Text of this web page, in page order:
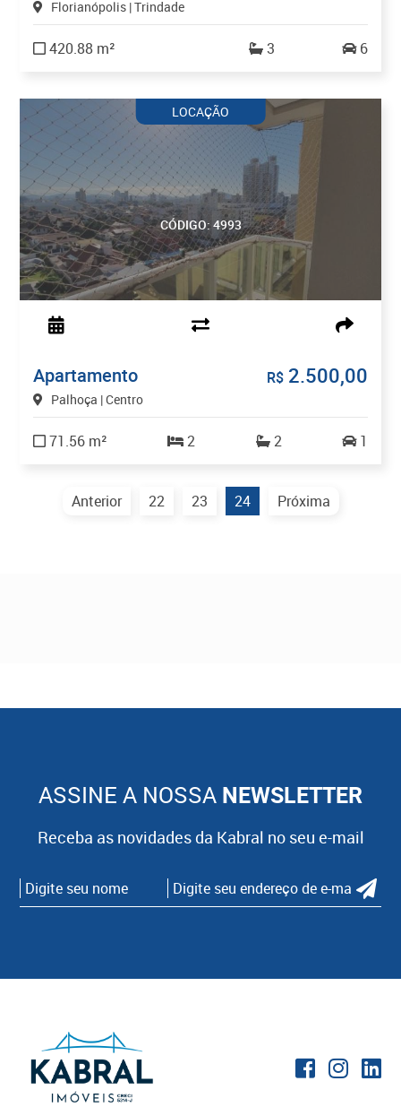
Florianópolis | Trindade
420.88 m² 3 6
CÓDIGO: 4993
LOCAÇÃO
Apartamento
Palhoça | Centro
R$2.500,00
71.56 m² 2 2 1
Anterior 22 23 24 Próxima
ASSINE A NOSSA NEWSLETTER
Receba as novidades da Kabral no seu e-mail